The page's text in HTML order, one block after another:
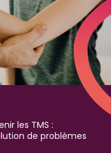
les TMS :
de problèmes